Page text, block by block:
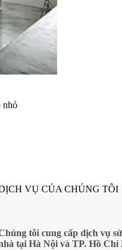
nhỏ
VỤ CỦA CHÚNG TÔI
tôi cung cấp dịch vụ
tại Hà Nội và TP. Hồ Chí